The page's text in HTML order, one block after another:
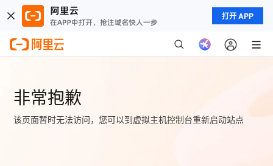
打开 APP
非常抱歉
该页面暂时无法访问，您可以到虚拟主机控制台重新启动站点